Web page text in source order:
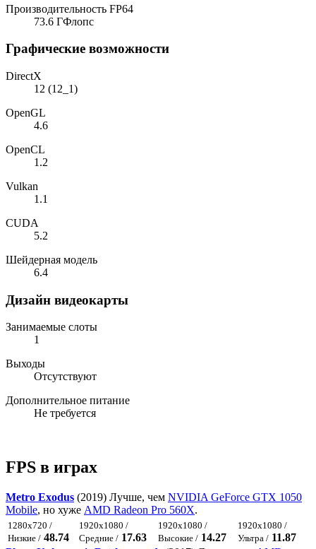
Производительность FP64
73.6 ГФлопс
Графические возможности
DirectX
12 (12_1)
OpenGL
4.6
OpenCL
1.2
Vulkan
1.1
CUDA
5.2
Шейдерная модель
6.4
Дизайн видеокарты
Занимаемые слоты
1
Выходы
Отсутствуют
Дополнительное питание
Не требуется
FPS в играх
Metro Exodus (2019) Лучше, чем NVIDIA GeForce GTX 1050
Mobile, но хуже AMD Radeon Pro 560X.
1280x720 /
Низкие / 48.74
1920x1080 /
Средние / 17.63
1920x1080 /
Высокие / 14.27
1920x1080 /
Ультра / 11.87